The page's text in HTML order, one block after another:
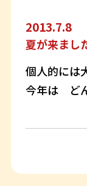
2013.7.8
夏が来まし
個人的には
今年は ど